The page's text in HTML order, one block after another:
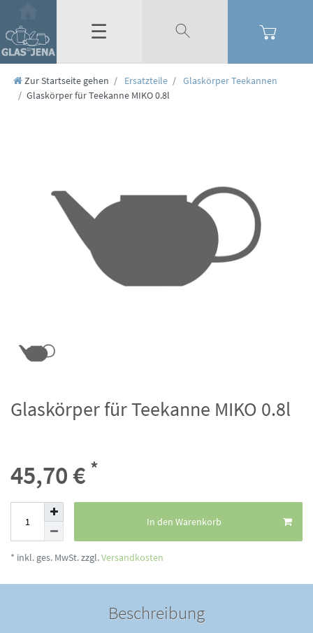
☰
Zur Startseite gehen Ersatzteile
Glaskörper Teekannen
Glaskörper für Teekanne MIKO 0.8l
Glaskörper für Teekanne MIKO 0.8l
45,70 € *
In den Warenkorb
* inkl. ges. MwSt. zzgl.Versandkosten
Beschreibung